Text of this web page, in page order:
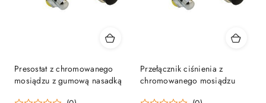
Presostat z chromowanego
mosiądzu z gumową nasadką
Przełącznik ciśnienia z
chromowanego mosiądzu